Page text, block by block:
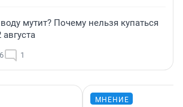
воду мутит? Почему нельзя купаться
1
МНЕНИЕ